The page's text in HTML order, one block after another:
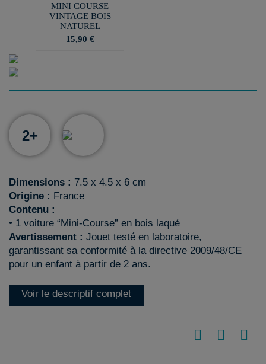
MINI COURSE
VINTAGE BOIS
NATUREL
15,90 €
2+
Dimensions : 7.5 x 4.5 x 6 cm
Origine : France
Contenu :
• 1 voiture “Mini-Course” en bois laqué
Avertissement : Jouet testé en laboratoire,
garantissant sa conformité à la directive 2009/48/CE
pour un enfant à partir de 2 ans.
Voir le descriptif complet